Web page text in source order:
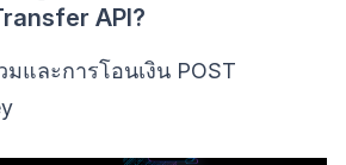
API?
มและการโอนเงิน POST